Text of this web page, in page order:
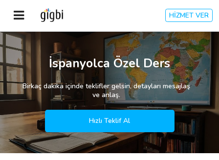
HİZMET VER
Anasayfa
Giriş Yap
Kayıt Ol
Kategoriler
İspanyolca Özel Ders
Birkaç dakika içinde teklifler gelsin, detayları mesajlaş
ve anlaş.
Hızlı Teklif Al